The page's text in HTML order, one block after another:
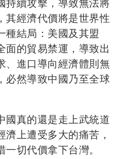
持續攻擊，導致無法將
其經濟代價將是世界性
種結局：美國及其盟
面的貿易禁運，導致出
、進口導向經濟體則無
必然導致中國乃至全球
國真的還是走上武統道
上遭受多大的痛苦，
切代價拿下台灣。